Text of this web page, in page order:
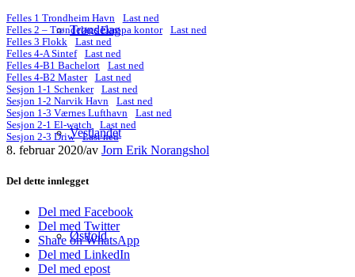
Trøndelag
Vestlandet
Østfold
Felles 1 Trondheim Havn
Last ned
Felles 2 – Trøndelags Europa kontor
Last ned
Felles 3 Flokk
Last ned
Felles 4-A Sintef
Last ned
Felles 4-B1 Bachelort
Last ned
Felles 4-B2 Master
Last ned
Sesjon 1-1 Schenker
Last ned
Sesjon 1-2 Narvik Havn
Last ned
Sesjon 1-3 Værnes Lufthavn
Last ned
Sesjon 2-1 El-watch
Last ned
Sesjon 2-3 Driw
Last ned
8. februar 2020/av Jorn Erik Norangshol
Del dette innlegget
Del med Facebook
Del med Twitter
Share on WhatsApp
Del med LinkedIn
Del med epost